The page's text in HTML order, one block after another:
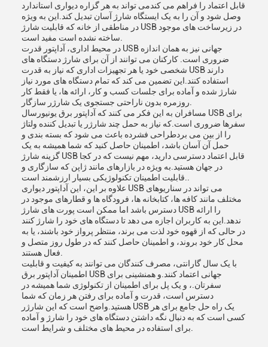
قابل اعتماد را فراهم می کندمی تواند به هر گزاره دیواری استاندارد
وصل شود و آن را به یک ایستگاه شارژ آسان تبدیل کند.این به ویژه
در مناطقی از خانه که قابلیت شارژ USB در زیرساخت های موجود
در محیط اداری، آداپتور قدرت USB جهانی نیز به همان اندازه
ضروری است. کارکنان می توانند از آن برای شارژ دستگاه های
شخصی خود یا هر تجهیزات اداری که نیاز به قدرت USB دارند
استفاده کنند.این تضمین می کند که تمام دستگاه های مورد نیاز
شارژ شده و آماده برای جلسات کسب و کار، ارائه ها، یا فقط کار
مسافران به این فکر می کنند که آداپتور برق یونیورسال USB برای
سفرها ضروری است.که نیاز به حمل چند شارژر یا تبدیل کننده ولتاژ
را از بین می بردطراحی فشرده باعث می شود که بسته بندی و
حمل آن آسان باشد، اطمینان حاصل کنید که شما همیشه به یک
گزینه شارژ USB قابل اعتماد دسترسی دارید، مهم نیست که در کجا
در جهان هستید.به ویژه در بازارهای مانند ژاپن که سازگاری و
علاوه بر این، این آداپتور دیواری USB می تواند در سناریوهای
مختلف مانند کافه ها، کتابخانه ها، فرودگاه ها و قطارهای موجود در
دسترس باشد اما ممکن است پورت های شارژ USB را ارائه
ندهد.این به کاربران اجازه می دهد تا دستگاه های خود را شارژ کنند
در حالی که از قهوه خود لذت می برند، منتظر پرواز خود باشند، یا به
محل کار خود بروند، و اطمینان حاصل کنند که در طول روز متصل و
با یک سال گارانتی، مصرف کنندگان می توانند به کیفیت و قابلیت
اطمینان آداپتور برق USB جهانی اعتماد کنند.و همنشینی برای
سفرتان.، و یک پل برای اطمینان از تکنولوژی شما همیشه در
دسترس است، قدرت و آماده برای رفتن هر زمان که شما
هستید.واضح است که این شارژر USB یک راه حل جامع برای هر
کسی است که به دنبال نگه داشتن دستگاه های خود را شارژ و آماده